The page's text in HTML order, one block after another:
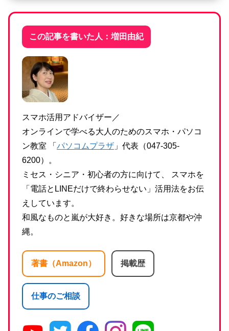
この記事を書いた人：増田由紀
スマホ活用アドバイザー／
オンラインで学べる大人のためのスマホ・パソコ
ン教室 「 パソコムプラザ 」代表（047-305-
6200）。
ミセス・シニア・初心者の方に向けて、 スマホを
「電話とLINEだけで終わらせない」活用法をお伝
えしています。
和風なものと嵐が大好き。好きな場所は京都や沖
縄。
著書（Amazon） 掲載歴
仕事のご相談